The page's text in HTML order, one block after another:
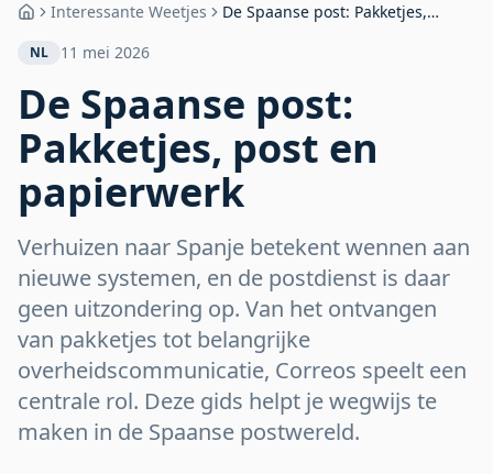
HomeInteressante Weetjes
De Spaanse post: Pakketjes,
NL 11 mei 2026
De Spaanse post:
Pakketjes, post en
papierwerk
Verhuizen naar Spanje betekent wennen aan
nieuwe systemen, en de postdienst is daar
geen uitzondering op. Van het ontvangen
van pakketjes tot belangrijke
overheidscommunicatie, Correos speelt een
centrale rol. Deze gids helpt je wegwijs te
maken in de Spaanse postwereld.